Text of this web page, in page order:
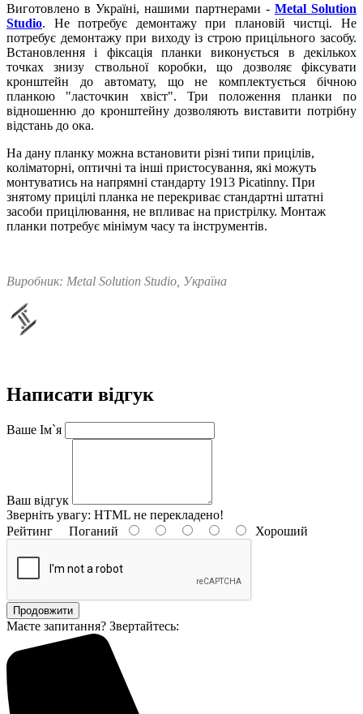
Виготовлено в Україні, нашими партнерами - Metal Solution
Studio. Не потребує демонтажу при плановій чистці. Не
потребує демонтажу при виходу із строю прицільного засобу.
Встановлення і фіксація планки виконується в декількох
точках знизу ствольної коробки, що дозволяє фіксувати
кронштейн до автомату, що не комплектується бічною
планкою "ласточкин хвіст". Три положення планки по
відношенню до кронштейну дозволяють виставити потрібну
відстань до ока.
На дану планку можна встановити різні типи прицілів,
коліматорні, оптичні та інші пристосування, які можуть
монтуватись на напрямні стандарту 1913 Picatinny. При
знятому прицілі планка не перекриває стандартні штатні
засоби прицілювання, не впливає на пристрілку. Монтаж
планки потребує мінімум часу та інструментів.
Виробник: Metal Solution Studio, Україна
Написати відгук
Ваше Ім`я
Ваш відгук
Зверніть увагу: HTML не перекладено!
Рейтинг Поганий Хороший
Продовжити
Маєте запитання? Звертайтесь: